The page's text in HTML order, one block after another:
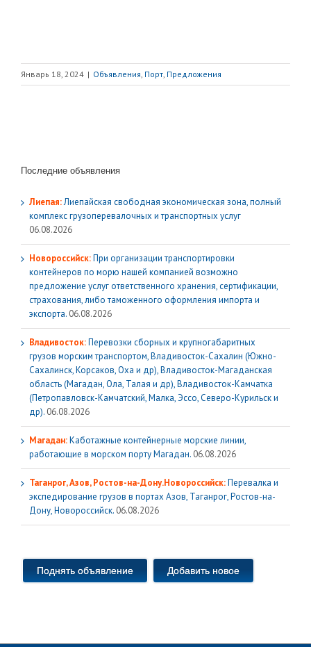
Январь 18, 2024 | Объявления Порт Предложения
Последние объявления
Лиепая:Лиепайская свободная экономическая зона, полный
комплекс грузoперевалочных и транспортных услуг
06.08.2026
Новороссийск:При организации транспортировки
контейнеров по морю нашей компанией возможно
предложение услуг ответственного хранения, сертификации,
страхования, либо таможенного оформления импорта и
экспорта. 06.08.2026
Владивосток:Перевозки сборных и крупногабаритных
грузов морским транспортом, Владивосток-Сахалин (Южно-
Сахалинск, Корсаков, Оха и др), Владивосток-Магаданская
область (Магадан, Ола, Талая и др), Владивосток-Камчатка
(Петропавловск-Камчатский, Малка, Эссо, Северо-Курильск и
др). 06.08.2026
Магадан:Каботажные контейнерные морские линии,
работающие в морском порту Магадан. 06.08.2026
Таганрог, Азов, Ростов-на-Дону.Новороссийск:Перевалка и
экспедирование грузов в портах Азов, Таганрог, Ростов-на-
Дону, Новороссийск. 06.08.2026
Поднять объявление Добавить новое